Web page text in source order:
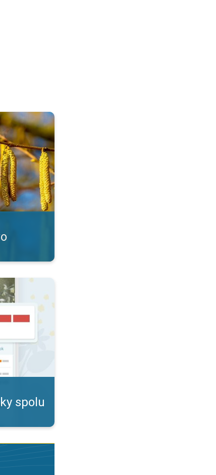
pozor!. . .
Nielen pre alergikov. . .
spolu